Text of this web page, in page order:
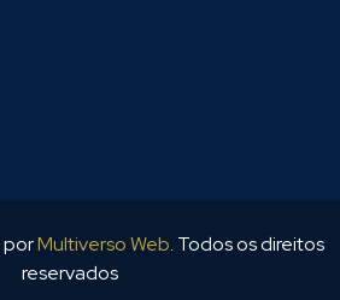
porMultiverso Web. Todos os direitos
reservados